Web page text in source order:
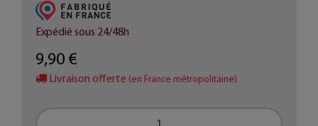
Expédié sous 24/48h
9,90 €
Livraison offerte (en France métropolitaine)